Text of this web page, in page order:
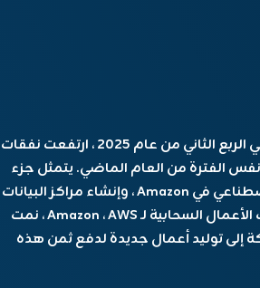
أمازون تنفق ثروة للحاق في سباق الذكاء الاصطناعي. في الربع الثاني من عام 2025 ، ارتفعت نفقات
إلى 31.4 مليار دولار ، بزيادة 90 ٪ عن نفس الفترة من العام الماضي. يتمثل جزء
كبير من هذا الإنفاق المتزايد في تطوير رقائق الذكاء الاصطناعي في Amazon ، وإنشاء مراكز البيانات
لدعم نماذج الذكاء الاصطناعى. على الرغم من أن إيرادات الأعمال السحابية لـ Amazon ، AWS ، نمت
إلى توليد أعمال جديدة لدفع ثمن هذه